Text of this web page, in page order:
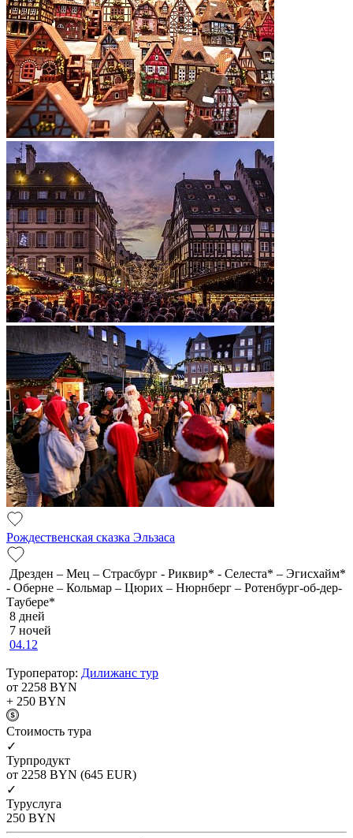
Рождественская сказка Эльзаса
Дрезден – Мец – Страсбург - Риквир* - Селеста* – Эгисхайм*
- Оберне – Кольмар – Цюрих – Нюрнберг – Ротенбург-об-дер-
Таубере*
8 дней
7 ночей
04.12
Туроператор: Дилижанс тур
от 2258 BYN
+ 250 BYN
Cтоимость тура
✓
Турпродукт
от 2258 BYN (645 EUR)
✓
Туруслуга
250 BYN